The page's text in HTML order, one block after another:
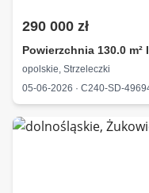
290 000 zł
Powierzchnia 130.0
opolskie, Strzeleczki
05-06-2026 · C240-SD-